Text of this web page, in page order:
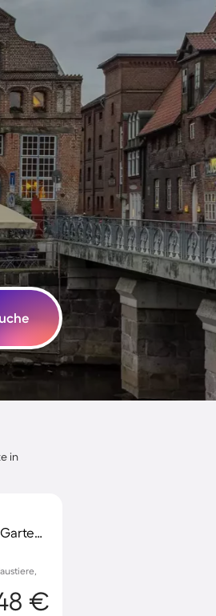
in
Familienorientiertes Ferienhaus mit Grill und Garten | Gartenblick | Haustiere erlaubt
€